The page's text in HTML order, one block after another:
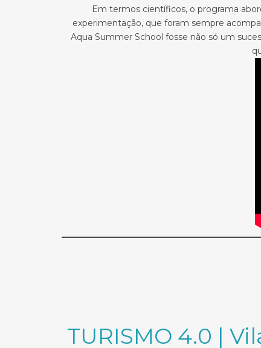
Em termos científicos, o programa
experimentação, que foram sempre
Aqua Summer School fosse não só um
TURISMO 4.0 |